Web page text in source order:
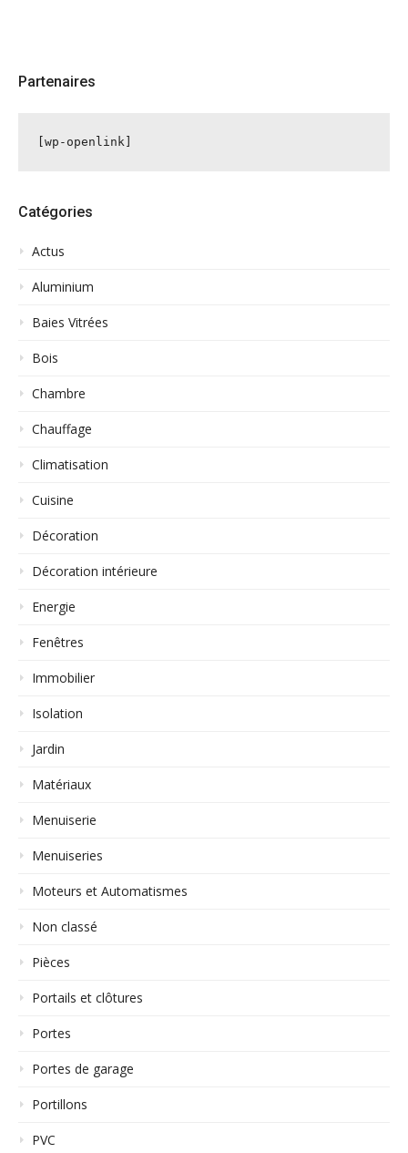
Partenaires
[wp-openlink]
Catégories
Actus
Aluminium
Baies Vitrées
Bois
Chambre
Chauffage
Climatisation
Cuisine
Décoration
Décoration intérieure
Energie
Fenêtres
Immobilier
Isolation
Jardin
Matériaux
Menuiserie
Menuiseries
Moteurs et Automatismes
Non classé
Pièces
Portails et clôtures
Portes
Portes de garage
Portillons
PVC